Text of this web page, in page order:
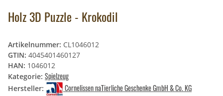
Holz 3D Puzzle - Krokodil
Artikelnummer: CL1046012
GTIN: 4045401460127
HAN: 1046012
Kategorie: Spielzeug
Hersteller: Cornelissen naTierliche Geschenke GmbH & Co. KG